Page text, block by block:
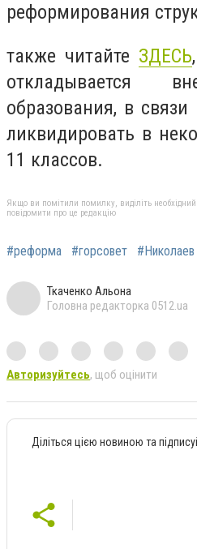
реформирования
также читайте ЗДЕСЬ
откладывается
образования, в
ликвидировать в
11 классов.
Якщо ви помітили помилку, виділіть
повідомити про це редакцію
#реформа #горсовет #Николаев
Ткаченко Альона
Головна редакторка 0512.ua
Авторизуйтесь, щоб оцінити
Діліться цією новиною та